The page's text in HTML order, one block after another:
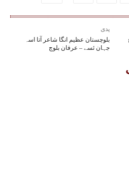
پدی
بلوچستان عظیم انگا شاعر آتا اسہ
جہان ئسے – عرفان بلوچ